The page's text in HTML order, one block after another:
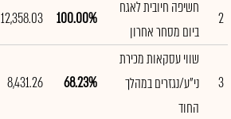
2
חשיפה חיובית לאגח
ביום מסחר אחרון
100.00%
12,358.03
3
שווי עסקאות מכירת
ני"ע/נגזרים במהלך
החוד
68.23%
8,431.26